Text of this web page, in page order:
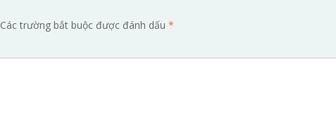
Các trường bắt buộc được đánh dấu *